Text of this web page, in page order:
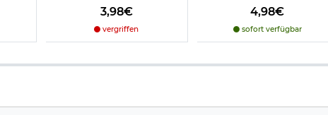
3,98€
vergriffen
4,98€
sofort verfügbar